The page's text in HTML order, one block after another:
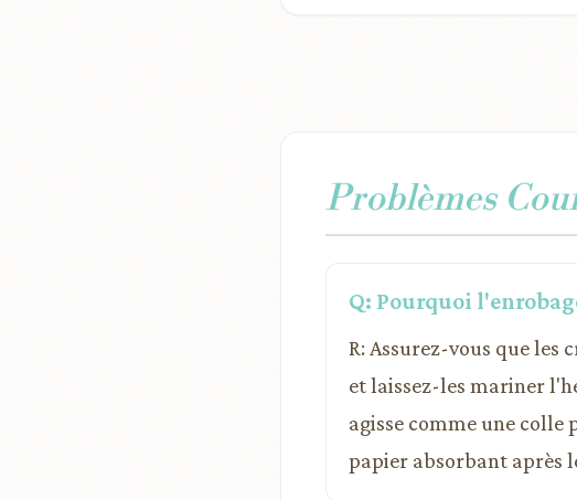
Problèmes
Q: Pourquoi
R: Assurez-vous que les
et laissez-les mariner
agisse comme une colle
papier absorbant après